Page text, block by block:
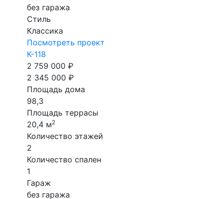
без гаража
Стиль
Классика
Посмотреть проект
К-118
2 759 000 ₽
2 345 000 ₽
Площадь дома
98,3
Площадь террасы
20,4 м2
Количество этажей
2
Количество спален
1
Гараж
без гаража